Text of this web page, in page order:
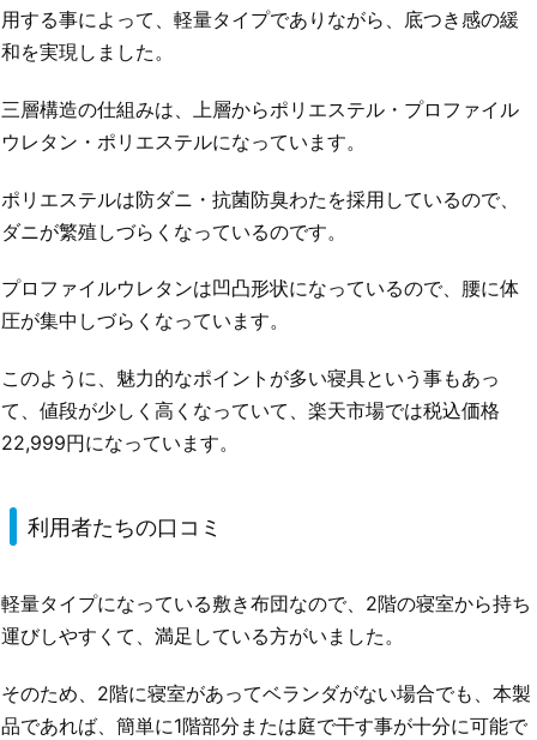
用する事によって、軽量タイプでありながら、底つき感の緩
和を実現しました。
三層構造の仕組みは、上層からポリエステル・プロファイル
ウレタン・ポリエステルになっています。
ポリエステルは防ダニ・抗菌防臭わたを採用しているので、
ダニが繁殖しづらくなっているのです。
プロファイルウレタンは凹凸形状になっているので、腰に体
圧が集中しづらくなっています。
このように、魅力的なポイントが多い寝具という事もあっ
て、値段が少しく高くなっていて、楽天市場では税込価格
22,999円になっています。
利用者たちの口コミ
軽量タイプになっている敷き布団なので、2階の寝室から持ち
運びしやすくて、満足している方がいました。
そのため、2階に寝室があってベランダがない場合でも、本製
品であれば、簡単に1階部分または庭で干す事が十分に可能で